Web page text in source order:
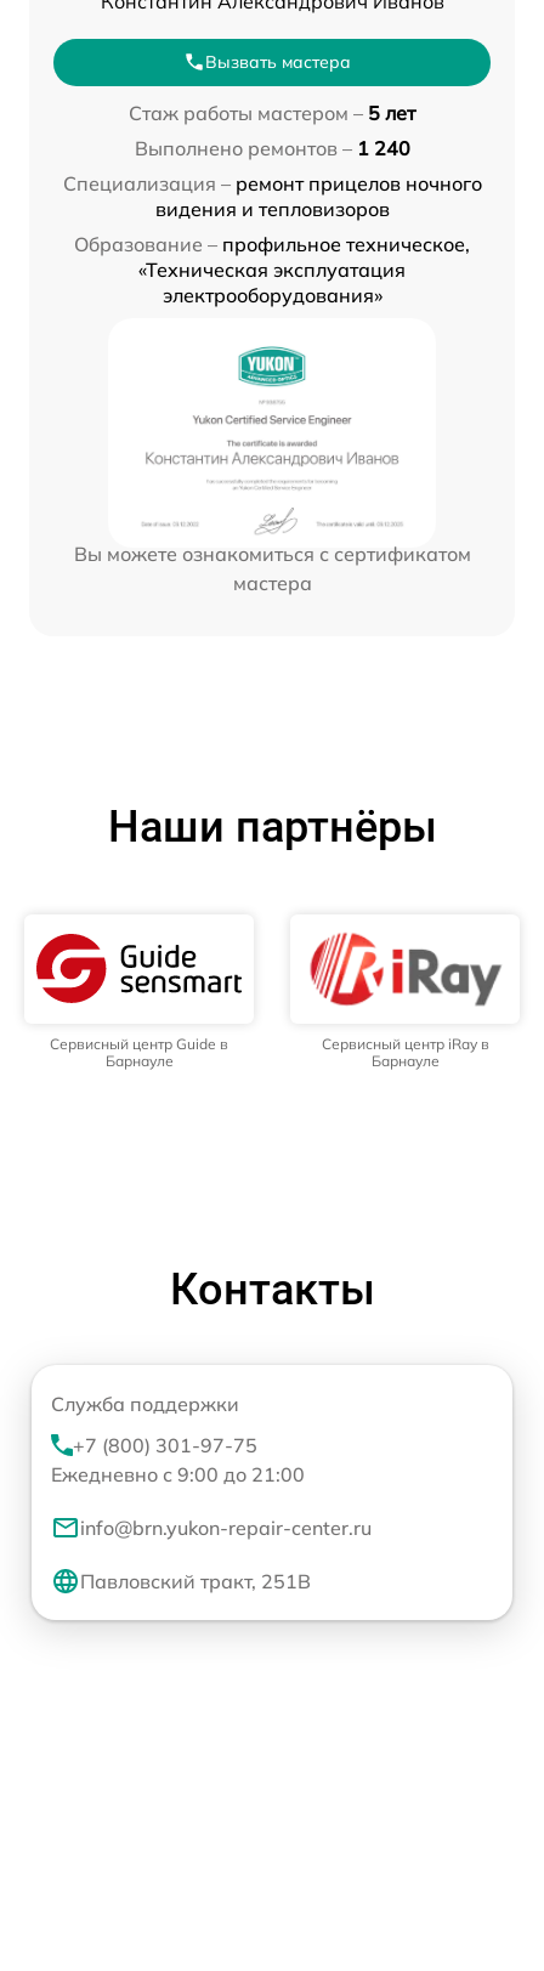
Вызвать мастера
Стаж работы мастером – 5 лет
Выполнено ремонтов – 1 240
Специализация – ремонт прицелов ночного
видения и тепловизоров
Образование – профильное техническое,
«Техническая эксплуатация
электрооборудования»
Вы можете ознакомиться с сертификатом
мастера
Наши партнёры
Сервисный центр Guide в
Барнауле
Сервисный центр iRay в
Барнауле
Контакты
Служба поддержки
+7 (800) 301-97-75
Ежедневно с 9:00 до 21:00
info@brn.yukon-repair-center.ru
Павловский тракт, 251В